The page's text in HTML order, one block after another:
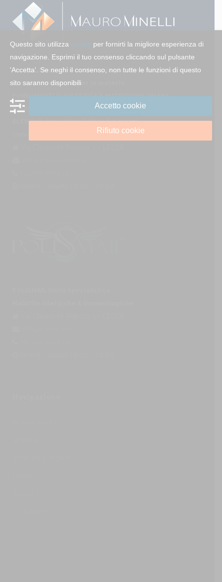
Medico Specialista in Allergologia e Immunologia clinica
Docente incaricato per le materie
FONDAMENTI DI DIETETICA E NUTRIZIONE UMANA
[LGAS014]
ELEMENTI DI NUTRACEUTICA [LGAS013]
Università LUM - Casamassima (BA)
Questo sito utilizza cookie per fornirti la migliore esperienza di
navigazione. Esprimi il tuo consenso cliccando sul pulsante
'Accetta'. Se neghi il consenso, non tutte le funzioni di questo
sito saranno disponibili
Accetto cookie
Rifiuto cookie